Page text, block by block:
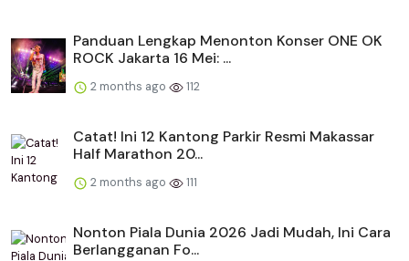
Panduan Lengkap Menonton Konser ONE OK
ROCK Jakarta 16 Mei: ...
2 months ago 112
Catat! Ini 12 Kantong Parkir Resmi Makassar
Half Marathon 20...
2 months ago 111
Nonton Piala Dunia 2026 Jadi Mudah, Ini Cara
Berlangganan Fo...